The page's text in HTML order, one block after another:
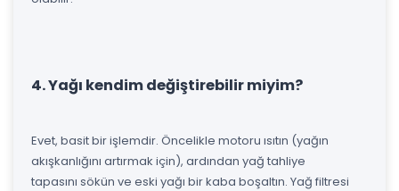
4. Yağı kendim değiştirebilir miyim?
Evet, basit bir işlemdir. Öncelikle motoru ısıtın (yağın
akışkanlığını artırmak için), ardından yağ tahliye
tapasını sökün ve eski yağı bir kaba boşaltın. Yağ filtresi